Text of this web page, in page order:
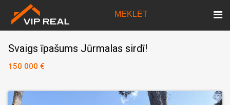
MEKLĒT
Svaigs īpašums Jūrmalas sirdī!
150 000 €